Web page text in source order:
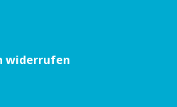
widerrufen